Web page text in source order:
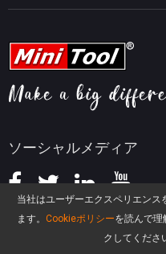
当社はユーザーエクスペリエン
ます。 Cookieポリシーを読んで理
クしてくださ
ソーシャルメディア
動画編集ヒント
ビデオ変換ヒント
画面録画ヒント
知識ベース
ヘルプ